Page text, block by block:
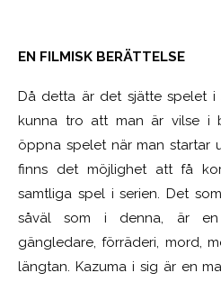
EN FILMISK BERÄTTELSE
Då detta är det sjätte spelet i
kunna tro att man är vilse i
öppna spelet när man startar
finns det möjlighet att få
samtliga spel i serien. Det
såväl som i denna, är en
gängledare, förräderi, mord,
längtan. Kazuma i sig är en